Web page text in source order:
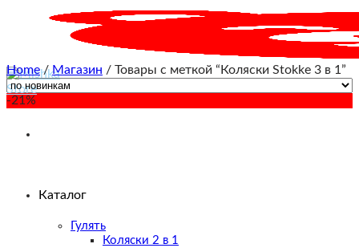
Каталог
Гулять
Коляски 2 в 1
Home / Магазин / Товары с меткой “Коляски Stokke 3 в 1”
-21%